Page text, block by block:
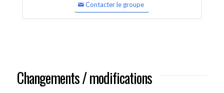
Contacter le groupe
Changements / modifications